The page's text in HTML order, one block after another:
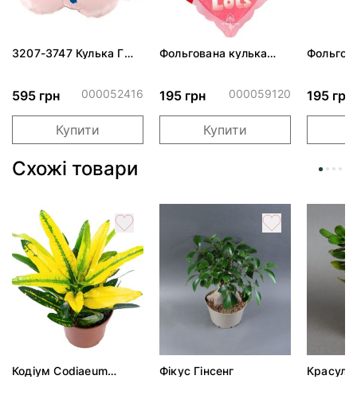
3207-3747 Кулька Г
595 грн 000052416
Купити
Фольгована кулька
195 грн 000059120
Купити
195 грн
Схожі товари
Кодіум Codiaeum
Фікус Гінсенг
Красула